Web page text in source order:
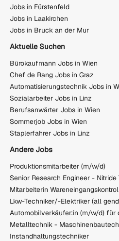
Jobs in Fürstenfeld
Jobs in Laakirchen
Jobs in Bruck an der Mur
Aktuelle Suchen
Bürokaufmann Jobs in Wien
Chef de Rang Jobs in Graz
Automatisierungstechnik Jobs in
Sozialarbeiter Jobs in Linz
Berufsanwärter Jobs in Wien
Sommerjob Jobs in Wien
Staplerfahrer Jobs in Linz
Andere Jobs
Produktionsmitarbeiter (m/w/d)
Mitarbeiterin
Lkw-Techniker/-Elektriker (all
Automobilverkäufer:in (m/w/d) für
Instandhaltungstechniker